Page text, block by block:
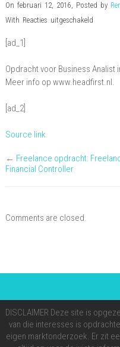
On februari 12, 2016, Posted by
With Reacties uitgeschakeldvoor
[ad_1]
Opdracht voor Business
Meer info op www.headfirst.nl.
[ad_2]
Source link
← Freelance opdracht:
Financial Controller
Comments are closed.
DISCLAIMER Deze site is
van die interesses is
eigen marktonderzoek. Er zit